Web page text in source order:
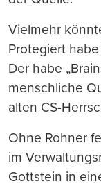
Vielmehr
Protegiert
Der habe
menschliche
alten CS-
Ohne Rohner
im
Gottstein in